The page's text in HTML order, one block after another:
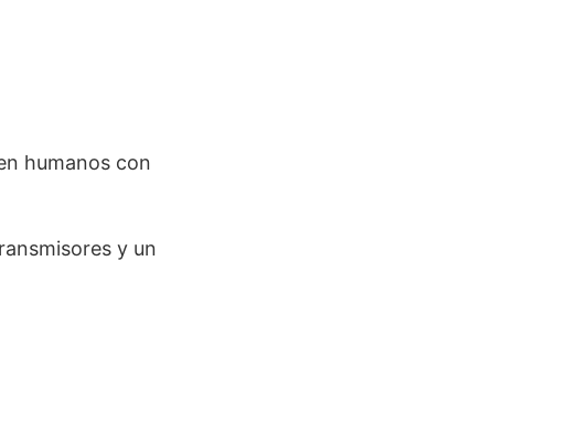
humanos con
y un